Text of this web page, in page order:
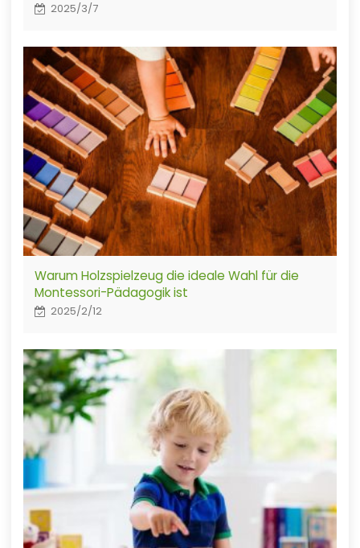
2025/3/7
Warum Holzspielzeug die ideale Wahl für die
Montessori-Pädagogik ist
2025/2/12